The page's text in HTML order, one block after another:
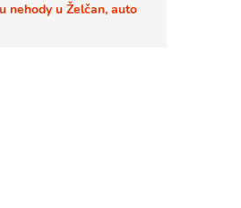
nehody u Želčan, auto